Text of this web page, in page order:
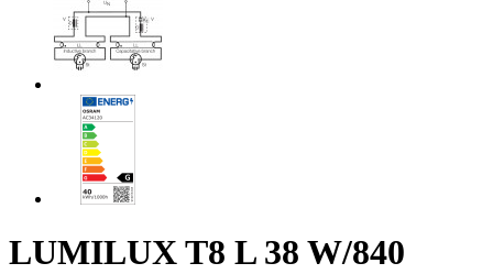
LUMILUX T8 L 38 W/840